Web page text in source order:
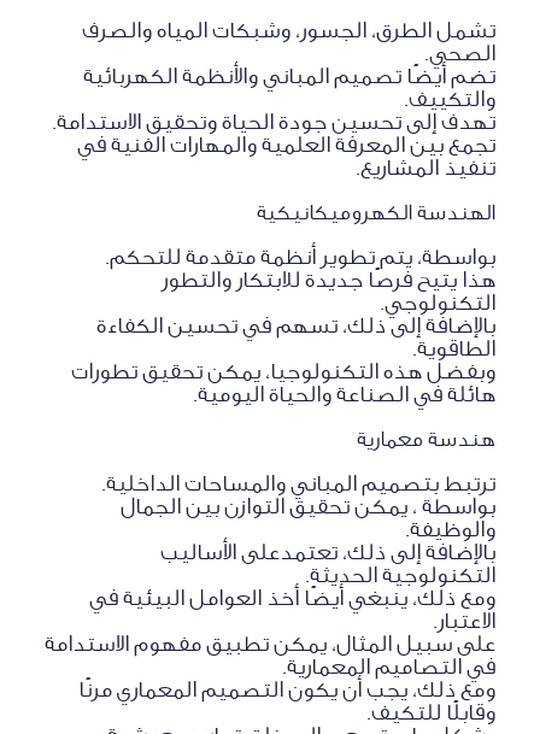
تشمل الطرق، الجسور، وشبكات المياه والصرف
الصحي.
تضم أيضًا تصميم المباني والأنظمة الكهربائية
والتكييف.
تهدف إلى تحسين جودة الحياة وتحقيق الاستدامة.
تجمع بين المعرفة العلمية والمهارات الفنية في
تنفيذ المشاريع.
الهندسة الكهروميكانيكية
بواسطة، يتم تطوير أنظمة متقدمة للتحكم.
هذا يتيح فرصًا جديدة للابتكار والتطور
التكنولوجي.
بالإضافة إلى ذلك، تسهم في تحسين الكفاءة
الطاقوية.
وبفضل هذه التكنولوجيا، يمكن تحقيق تطورات
هائلة في الصناعة والحياة اليومية.
هندسة معمارية
ترتبط بتصميم المباني والمساحات الداخلية.
بواسطة ، يمكن تحقيق التوازن بين الجمال
والوظيفة.
بالإضافة إلى ذلك، تعتمدعلى الأساليب
التكنولوجية الحديثة.
ومع ذلك، ينبغي أيضًا أخذ العوامل البيئية في
الاعتبار.
على سبيل المثال، يمكن تطبيق مفهوم الاستدامة
في التصاميم المعمارية.
ومع ذلك، يجب أن يكون التصميم المعماري مرنًا
وقابلًا للتكيف.